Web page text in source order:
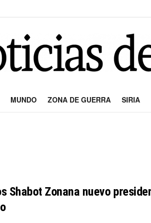
MUNDO ZONA DE GUERRA SIRIA
Shabot Zonana nuevo